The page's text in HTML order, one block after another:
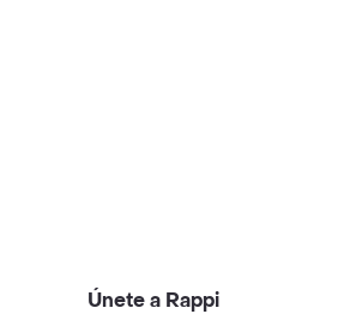
Únete a Rappi